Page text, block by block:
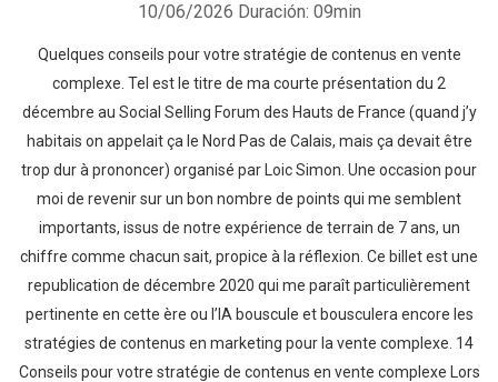
10/06/2026 Duración: 09min
Quelques conseils pour votre stratégie de contenus en vente
complexe. Tel est le titre de ma courte présentation du 2
décembre au Social Selling Forum des Hauts de France (quand j’y
habitais on appelait ça le Nord Pas de Calais, mais ça devait être
trop dur à prononcer) organisé par Loic Simon. Une occasion pour
moi de revenir sur un bon nombre de points qui me semblent
importants, issus de notre expérience de terrain de 7 ans, un
chiffre comme chacun sait, propice à la réflexion. Ce billet est une
republication de décembre 2020 qui me paraît particulièrement
pertinente en cette ère ou l’IA bouscule et bousculera encore les
stratégies de contenus en marketing pour la vente complexe. 14
Conseils pour votre stratégie de contenus en vente complexe Lors